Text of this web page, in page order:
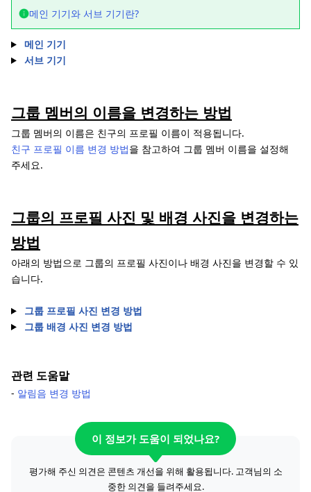
메인 기기와 서브 기기란?
메인 기기
서브 기기
그룹 멤버의 이름을 변경하는 방법
그룹 멤버의 이름은 친구의 프로필 이름이 적용됩니다.
친구 프로필 이름 변경 방법을 참고하여 그룹 멤버 이름을 설정해
주세요.
그룹의 프로필 사진 및 배경 사진을 변경하는
방법
아래의 방법으로 그룹의 프로필 사진이나 배경 사진을 변경할 수 있
습니다.
그룹 프로필 사진 변경 방법
그룹 배경 사진 변경 방법
관련 도움말
- 알림음 변경 방법
이 정보가 도움이 되었나요?
평가해 주신 의견은 콘텐츠 개선을 위해 활용됩니다. 고객님의 소
중한 의견을 들려주세요.